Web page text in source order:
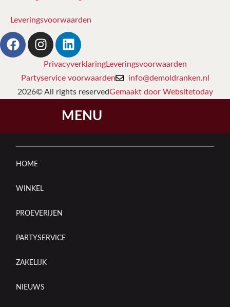
Leveringsvoorwaarden
PrivacyverklaringLeveringsvoorwaarden
Partyservice voorwaarden
info@demoldranken.nl
2026© All rights reservedGemaakt door Websitetoday
MENU
HOME
WINKEL
PROEVERIJEN
PARTYSERVICE
ZAKELIJK
NIEUWS